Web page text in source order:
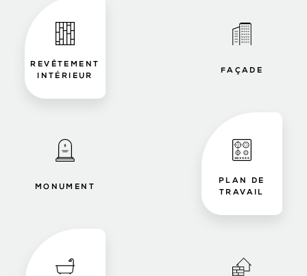
REVÊTEMENT
INTÉRIEUR
FAÇADE
MONUMENT
PLAN DE
TRAVAIL